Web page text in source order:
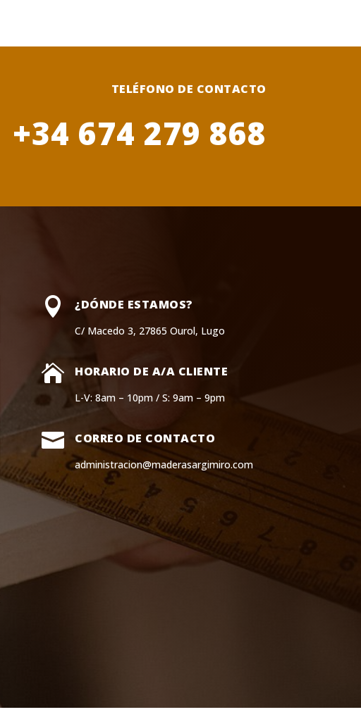
TELÉFONO DE CONTACTO
+34 674 279 868
 ¿DÓNDE ESTAMOS?
C/ Macedo 3, 27865 Ourol, Lugo
 HORARIO DE A/A CLIENTE
L-V: 8am – 10pm / S: 9am – 9pm
 CORREO DE CONTACTO
administracion@maderasargimiro.com